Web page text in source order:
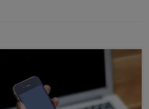
bekvemt bestille dit årlige varmepumpe
til fast pris. Ifølge Arbejdstilsynets
B.4.4), skal alle jordvarmeanlæg,